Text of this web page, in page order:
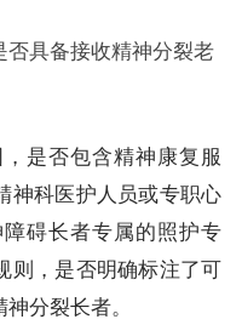
否具备接收精神分裂老
是否包含精神康复服
神科医护人员或专职心
碍长者专属的照护专
则，是否明确标注了可
分裂长者。